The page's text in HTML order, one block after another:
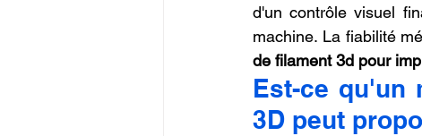
d'un contrôle visuel
machine. La fiabilité
de filament 3d pour
Est-ce qu'un
3D peut